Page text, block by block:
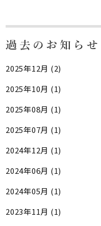
過去のお知らせ
2025年12月 (2)
2025年10月 (1)
2025年08月 (1)
2025年07月 (1)
2024年12月 (1)
2024年06月 (1)
2024年05月 (1)
2023年11月 (1)